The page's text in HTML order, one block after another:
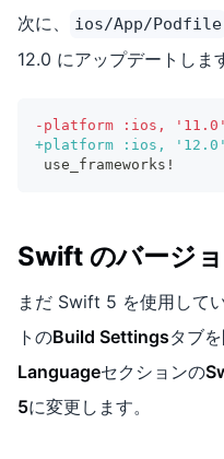
次に、 ios/App/Podfile
12.0 にアップデートしま
- platform :ios, '11.0'
+platform :ios, '12.0'
use_frameworks!
Swift のバージ
まだ Swift 5 を使用して
トのBuild Settingsタブを
Languageセクションの
5に変更します。